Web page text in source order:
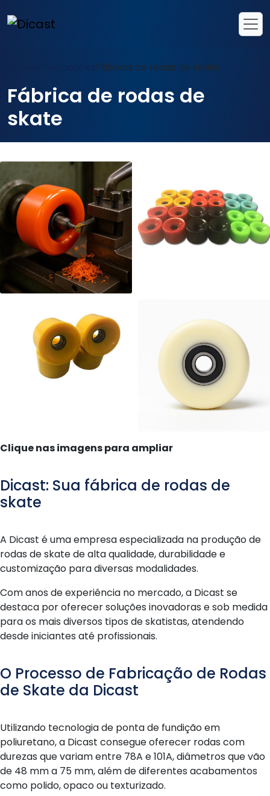
Fábrica de rodas de skate
Fábrica de rodas de
skate
Clique nas imagens para ampliar
Dicast: Sua fábrica de rodas de
skate
A Dicast é uma empresa especializada na produção de
rodas de skate de alta qualidade, durabilidade e
customização para diversas modalidades.
Com anos de experiência no mercado, a Dicast se
destaca por oferecer soluções inovadoras e sob medida
para os mais diversos tipos de skatistas, atendendo
desde iniciantes até profissionais.
O Processo de Fabricação de Rodas
de Skate da Dicast
Utilizando tecnologia de ponta de fundição em
poliuretano, a Dicast consegue oferecer rodas com
durezas que variam entre 78A e 101A, diâmetros que vão
de 48 mm a 75 mm, além de diferentes acabamentos
como polido, opaco ou texturizado.